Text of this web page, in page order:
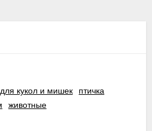
для кукол и мишек
птичка
животные